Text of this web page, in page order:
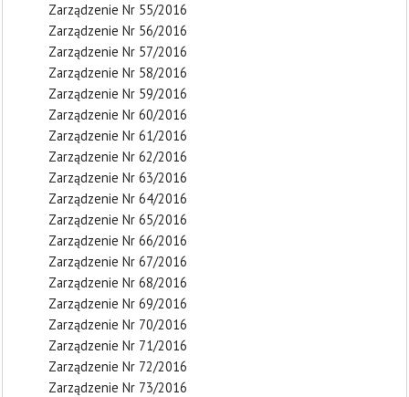
Zarządzenie Nr 55/2016
Zarządzenie Nr 56/2016
Zarządzenie Nr 57/2016
Zarządzenie Nr 58/2016
Zarządzenie Nr 59/2016
Zarządzenie Nr 60/2016
Zarządzenie Nr 61/2016
Zarządzenie Nr 62/2016
Zarządzenie Nr 63/2016
Zarządzenie Nr 64/2016
Zarządzenie Nr 65/2016
Zarządzenie Nr 66/2016
Zarządzenie Nr 67/2016
Zarządzenie Nr 68/2016
Zarządzenie Nr 69/2016
Zarządzenie Nr 70/2016
Zarządzenie Nr 71/2016
Zarządzenie Nr 72/2016
Zarządzenie Nr 73/2016